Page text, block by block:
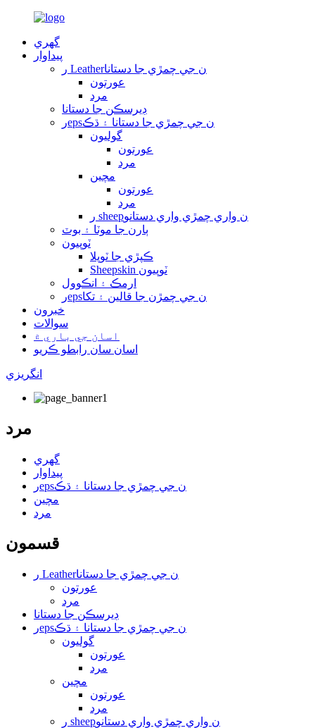
گهري
پيداوار
ر Leatherن جي چمڙي جا دستانا
عورتون
مرد
ڊيرسڪن جا دستانا
رepsن جي چمڙي جا دستانا ۽ ڌڪ
گوليون
عورتون
مرد
مچين
عورتون
مرد
ر sheepن واري چمڙي واري دستانو
ٻارن جا موٽا ۽ بوٽ
ٽوپيون
ڪپڙي جا ٽوپلا
Sheepskin ٽوپيون
ارمڪ ۽ انڪوول
رepsن جي چمڙن جا قالين ۽ تکا
خبرون
سوالات
اسان جي باري ۾
اسان سان رابطو ڪريو
انگريزي
مرد
گهري
پيداوار
رepsن جي چمڙي جا دستانا ۽ ڌڪ
مچين
مرد
قسمون
ر Leatherن جي چمڙي جا دستانا
عورتون
مرد
ڊيرسڪن جا دستانا
رepsن جي چمڙي جا دستانا ۽ ڌڪ
گوليون
عورتون
مرد
مچين
عورتون
مرد
ر sheepن واري چمڙي واري دستانو